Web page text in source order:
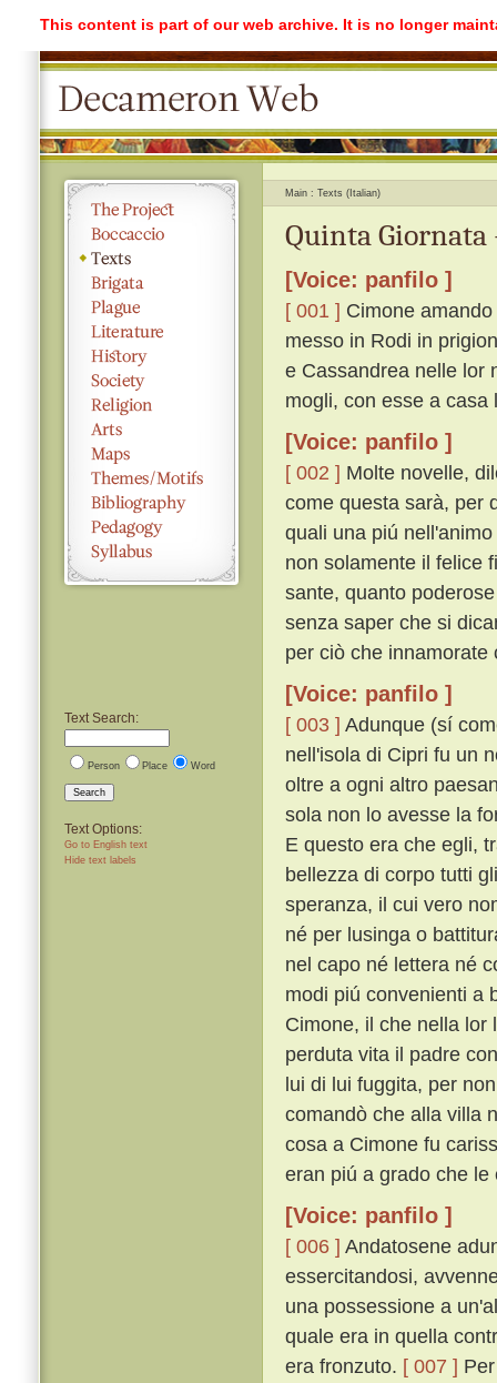
This content is part of our web archive. It is no longer
Text Search:
Person Place Word
Search
Text Options:
Go to English text
Hide text labels
Main Texts (Italian)
Quinta
[Voice: panfilo ]
[ 001 ] Cimone
messo in Rodi in
e Cassandrea nelle lor
mogli, con esse a casa
[Voice: panfilo ]
[ 002 ] Molte novelle,
come questa sarà, per
quali una piú
non solamente il felice
sante, quanto
senza saper che si
per ciò che
[Voice: panfilo ]
[ 003 ] Adunque (sí
nell'isola di Cipri fu un
oltre a ogni altro
sola non lo avesse la
E questo era che egli,
bellezza di corpo tutti
speranza, il cui vero
né per lusinga o
nel capo né lettera né
modi piú convenienti a
Cimone, il che nella
perduta vita il padre
lui di lui fuggita, per
comandò che alla villa
cosa a Cimone fu
eran piú a grado che le
[Voice: panfilo ]
[ 006 ] Andatosene
essercitandosi,
una possessione a
quale era in quella
era fronzuto. [ 007 ]